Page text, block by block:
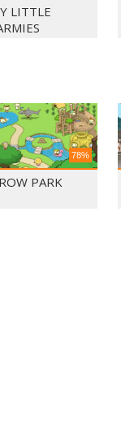
LITTLE
78%
PARK